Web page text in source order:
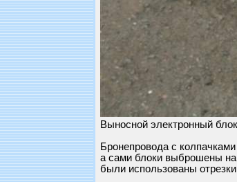
Выносной электронный
Бронепровода с
а сами блоки выброшены на
были использованы